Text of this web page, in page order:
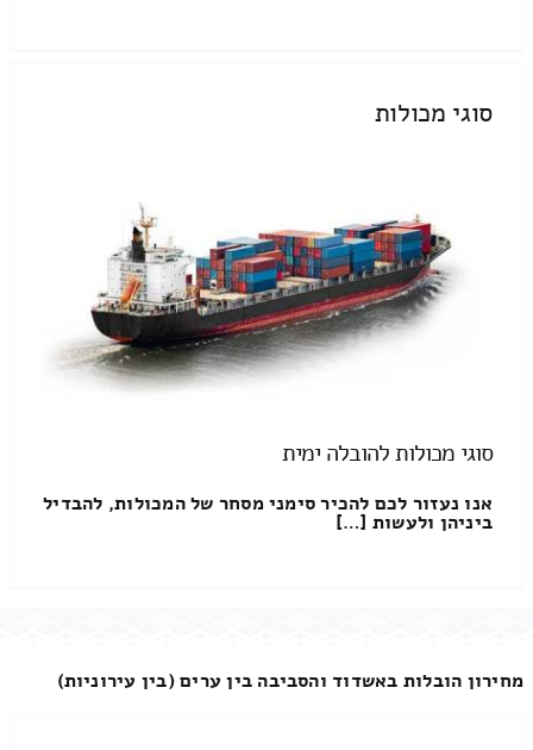
סוגי מכולות
סוגי מכולות להובלה ימית
אנו נעזור לכם להכיר סימני מסחר של המכולות, להבדיל
ביניהן ולעשות […]
מחירון הובלות באשדוד והסביבה בין ערים (בין עירוניות)